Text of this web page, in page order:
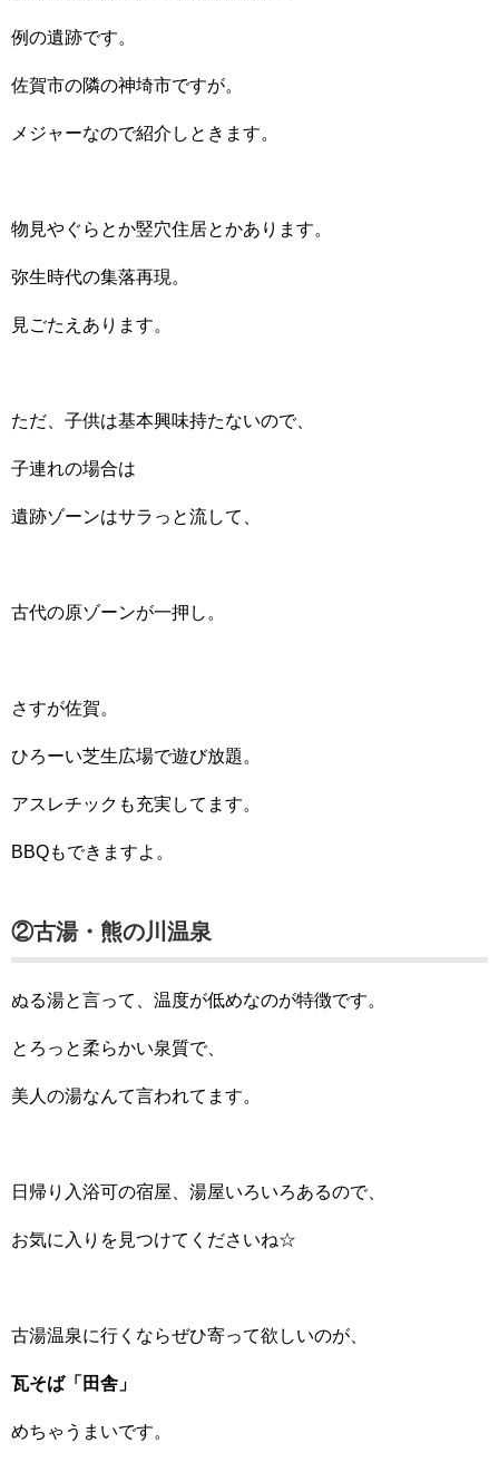
例の遺跡です。
佐賀市の隣の神埼市ですが。
メジャーなので紹介しときます。
物見やぐらとか竪穴住居とかあります。
弥生時代の集落再現。
見ごたえあります。
ただ、子供は基本興味持たないので、
子連れの場合は
遺跡ゾーンはサラっと流して、
古代の原ゾーンが一押し。
さすが佐賀。
ひろーい芝生広場で遊び放題。
アスレチックも充実してます。
BBQもできますよ。
②古湯・熊の川温泉
ぬる湯と言って、温度が低めなのが特徴です。
とろっと柔らかい泉質で、
美人の湯なんて言われてます。
日帰り入浴可の宿屋、湯屋いろいろあるので、
お気に入りを見つけてくださいね☆
古湯温泉に行くならぜひ寄って欲しいのが、
瓦そば「田舎」
めちゃうまいです。